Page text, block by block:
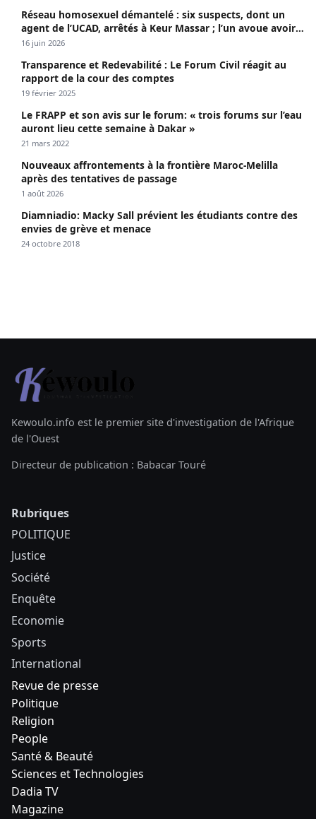
Réseau homosexuel démantelé : six suspects, dont un
agent de l’UCAD, arrêtés à Keur Massar ; l’un avoue avoir
propagé le VIH depuis 2018
16 juin 2026
Transparence et Redevabilité : Le Forum Civil réagit au
rapport de la cour des comptes
19 février 2025
Le FRAPP et son avis sur le forum: « trois forums sur l’eau
auront lieu cette semaine à Dakar »
21 mars 2022
Nouveaux affrontements à la frontière Maroc-Melilla
après des tentatives de passage
1 août 2026
Diamniadio: Macky Sall prévient les étudiants contre des
envies de grève et menace
24 octobre 2018
Kewoulo.info est le premier site d'investigation de l'Afrique
de l'Ouest
Directeur de publication : Babacar Touré
Rubriques
POLITIQUE
Justice
Société
Enquête
Economie
Sports
International
Revue de presse
Politique
Religion
People
Santé & Beauté
Sciences et Technologies
Dadia TV
Magazine